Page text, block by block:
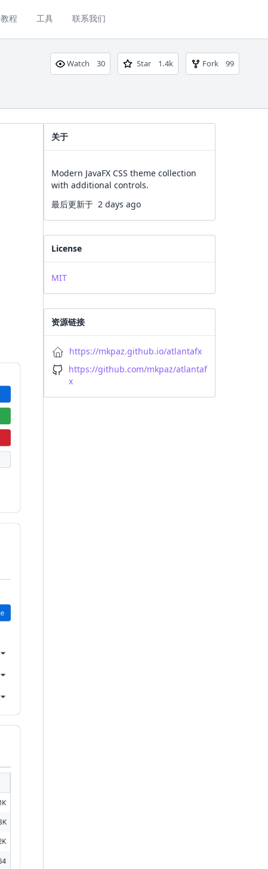
教程 工具 联系我们
Watch 30 Star 1.4k Fork 99
关于
Modern JavaFX CSS theme collection
with additional controls.
最后更新于 2 days ago
License
MIT
资源链接
https://mkpaz.github.io/atlantafx
https://github.com/mkpaz/atlantaf
x